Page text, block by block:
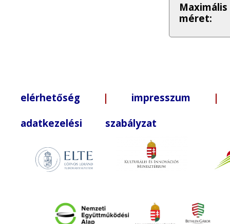
Maximális
méret:
elérhetőség | impresszum |
adatkezelési szabályzat